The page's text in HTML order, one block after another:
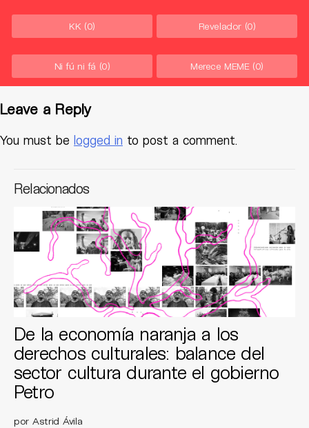
KK (0) Revelador (0)
Ni fú ni fá (0) Merece MEME (0)
Leave a Reply
You must be logged in to post a comment.
Relacionados
De la economía naranja a los
derechos culturales: balance del
sector cultura durante el gobierno
Petro
por Astrid Ávila